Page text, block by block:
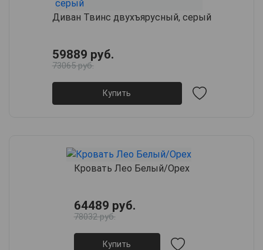
Диван Твинс двухъярусный, серый
59889 руб.
73065 руб.
Купить
Кровать Лео Белый/Орех
64489 руб.
78032 руб.
Купить